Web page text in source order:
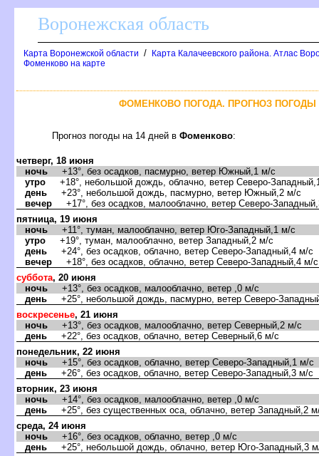
оронежская область
Карта Воронежской области /
Карта Калачеевского района. Атлас
Фоменково на карте
ФОМЕНКОВО ПОГОДА. ПРОГНОЗ
Прогноз погоды на 14 дней Фоменково:
четверг, 18 июня
ночь +13°, без осадков, пасмурно, ветер Южный,1 м/с
утро +18°, небольшой дождь, облачно, ветер Северо-
день +23°, небольшой дождь, пасмурно, ветер Южный,2 м/с
ечер +17°, без осадков, малооблачно, ветер Северо-
пятница, 19 июня
ночь +11°, туман, малооблачно, ветер Юго-Западный,1 м/с
утро +19°, туман, малооблачно, ветер Западный,2 м/с
день +24°, без осадков, облачно, ветер Северо-Западный,4 м/с
ечер +18°, без осадков, облачно, ветер Северо-Западный,4 м/с
суббота, 20 июня
ночь +13°, без осадков, малооблачно, ветер ,0 м/с
день +25°, небольшой дождь, пасмурно, ветер Северо-
оскресенье, 21 июня
ночь +13°, без осадков, малооблачно, ветер Северный,2 м/с
день +22°, без осадков, облачно, ветер Северный,6 м/с
понедельник, 22 июня
ночь +15°, без осадков, облачно, ветер Северо-Западный,1 м/с
день +26°, без осадков, облачно, ветер Северо-Западный,3 м/с
торник, 23 июня
ночь +14°, без осадков, малооблачно, ветер ,0 м/с
день +25°, без существенных оса, облачно, ветер Западный,2
среда, 24 июня
ночь +16°, без осадков, облачно, ветер ,0 м/с
день +25°, небольшой дождь, облачно, ветер Юго-Западный,3